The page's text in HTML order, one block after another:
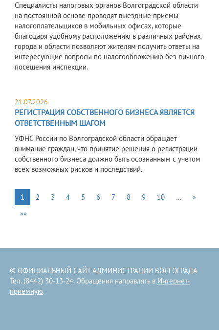
Специалисты налоговых органов Волгоградской области
на постоянной основе проводят выездные приемы
налогоплательщиков в мобильных офисах, которые
благодаря удобному расположению в различных районах
города и области позволяют жителям получить ответы на
интересующие вопросы по налогообложению без личного
посещения инспекции.
21.07.2026
РЕГИСТРАЦИЯ СОБСТВЕННОГО БИЗНЕСА ЯВЛЯЕТСЯ
ОТВЕТСТВЕННЫМ ШАГОМ
УФНС России по Волгоградской области обращает
внимание граждан, что принятие решения о регистрации
собственного бизнеса должно быть осознанным с учетом
всех возможных рисков и последствий.
1 2 3 4 5 6 7 8 9 10 …
»
»»
© ОФИЦИАЛЬНЫЙ САЙТ АДМИНИСТРАЦИИ ВОЛГОГРАДА
Тел. (8442) 30-13-24. Обращения направлять в Интернет-
приемную.